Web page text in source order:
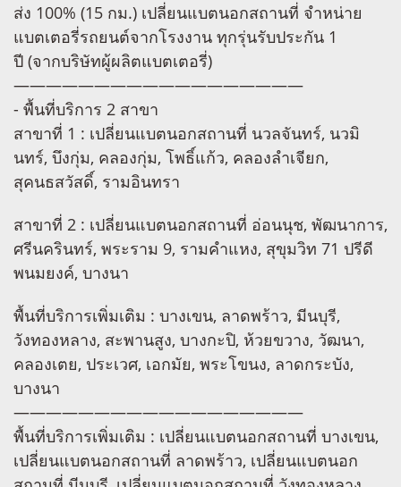
ส่ง 100% (15 กม.) เปลี่ยนแบตนอกสถานที่ จำหน่าย
แบตเตอรี่รถยนต์จากโรงงาน ทุกรุ่นรับประกัน 1
ปี (จากบริษัทผู้ผลิตแบตเตอรี่)
——————————————————
- พื้นที่บริการ 2 สาขา
สาขาที่ 1 : เปลี่ยนแบตนอกสถานที่ นวลจันทร์, นวมิ
นทร์, บึงกุ่ม, คลองกุ่ม, โพธิ์แก้ว, คลองลำเจียก,
สุคนธสวัสดิ์, รามอินทรา
สาขาที่ 2 : เปลี่ยนแบตนอกสถานที่ อ่อนนุช, พัฒนาการ,
ศรีนครินทร์, พระราม 9, รามคำแหง, สุขุมวิท 71 ปรีดี
พนมยงค์, บางนา
พื้นที่บริการเพิ่มเติม : บางเขน, ลาดพร้าว, มีนบุรี,
วังทองหลาง, สะพานสูง, บางกะปิ, ห้วยขวาง, วัฒนา,
คลองเตย, ประเวศ, เอกมัย, พระโขนง, ลาดกระบัง,
บางนา
——————————————————
พื้นที่บริการเพิ่มเติม : เปลี่ยนแบตนอกสถานที่ บางเขน,
เปลี่ยนแบตนอกสถานที่ ลาดพร้าว, เปลี่ยนแบตนอก